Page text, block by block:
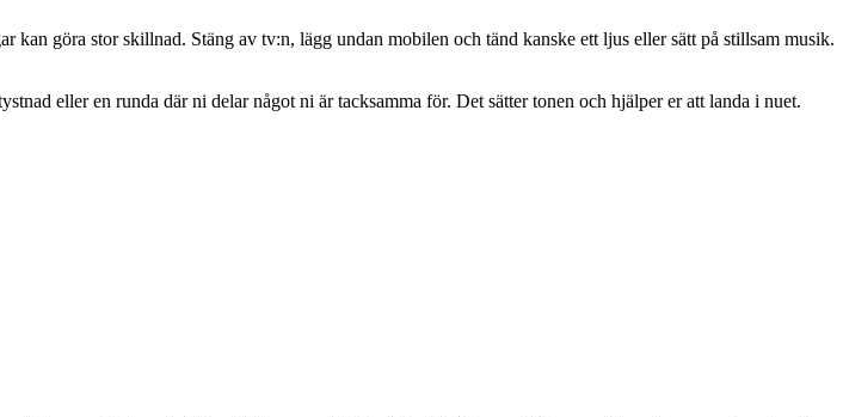
göra stor skillnad. Stäng av tv:n, lägg undan mobilen och tänd kanske ett ljus eller sätt på stillsam musik.
eller en runda där ni delar något ni är tacksamma för. Det sätter tonen och hjälper er att landa i nuet.